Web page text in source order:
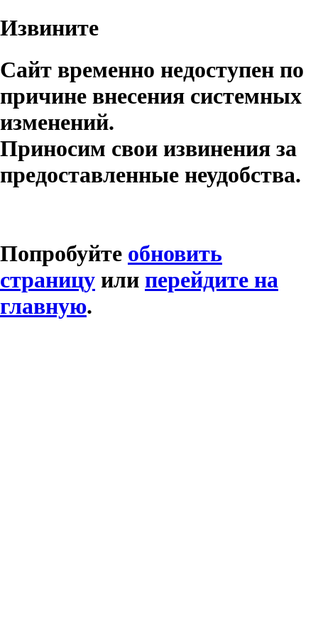
Извините
Сайт временно недоступен по
причине внесения системных
изменений.
Приносим свои извинения за
предоставленные неудобства.
Попробуйте обновить
страницу или перейдите на
главную.